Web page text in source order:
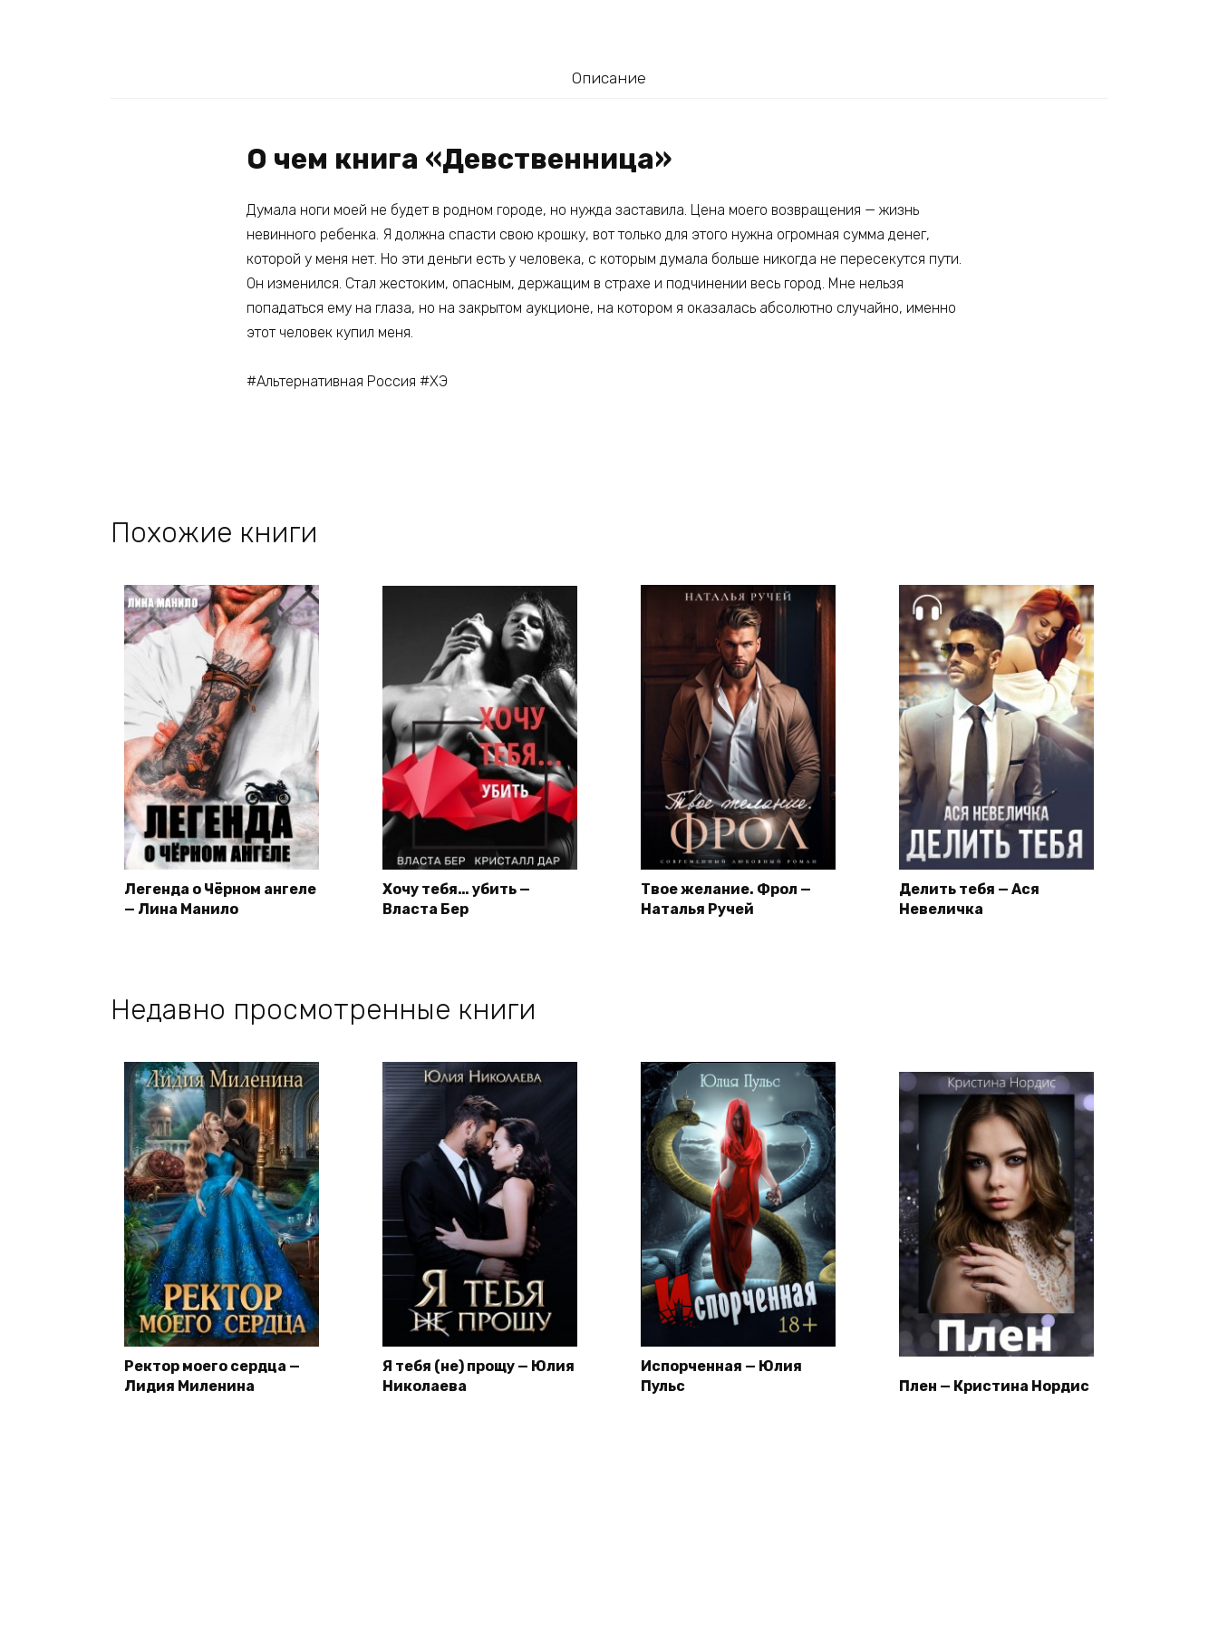
Описание
О чем книга «Девственница»
Думала ноги моей не будет в родном городе, но нужда заставила. Цена моего возвращения — жизнь
невинного ребенка. Я должна спасти свою крошку, вот только для этого нужна огромная сумма денег,
которой у меня нет. Но эти деньги есть у человека, с которым думала больше никогда не пересекутся пути.
Он изменился. Стал жестоким, опасным, держащим в страхе и подчинении весь город. Мне нельзя
попадаться ему на глаза, но на закрытом аукционе, на котором я оказалась абсолютно случайно, именно
этот человек купил меня.
#Альтернативная Россия #ХЭ
Похожие книги
Легенда о Чёрном ангеле
— Лина Манило
Хочу тебя… убить —
Власта Бер
Твое желание. Фрол —
Наталья Ручей
Делить тебя — Ася
Невеличка
Недавно просмотренные книги
Ректор моего сердца —
Лидия Миленина
Я тебя (не) прощу — Юлия
Николаева
Испорченная — Юлия
Пульс
Плен — Кристина Нордис